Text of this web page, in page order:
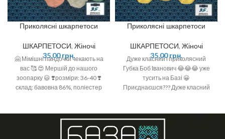
Приколясні шкарпетоси
ШКАРПЕТОСИ, Жіночі
35,00грн.
🤗 Мімішні пандочки чекають на
вас 🥰 😍 Мершій до нашого
зоопарку 😃 ❣️розміри: 36-40 ❣️
склад: бавовна 86%, поліестер
Приколясні шкарпетоси
ШКАРПЕТОСИ, Жіночі
35,00грн.
Дуже класний і приколясний
Губка Боб Іванович 😂😂😂 уже
тусить на Базі 😀
Приєднаєшся??? Дуже класний
Розмір: 36-40